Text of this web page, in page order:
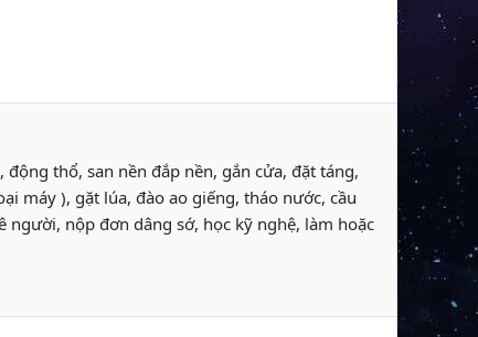
thổ, san nền đắp nền, gắn cửa, đặt táng,
máy ), gặt lúa, đào ao giếng, tháo nước, cầu
người, nộp đơn dâng sớ, học kỹ nghệ, làm hoặc